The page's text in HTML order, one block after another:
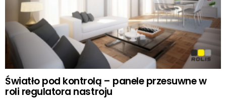
Światło pod kontrolą – panele przesuwne w
roli regulatora nastroju